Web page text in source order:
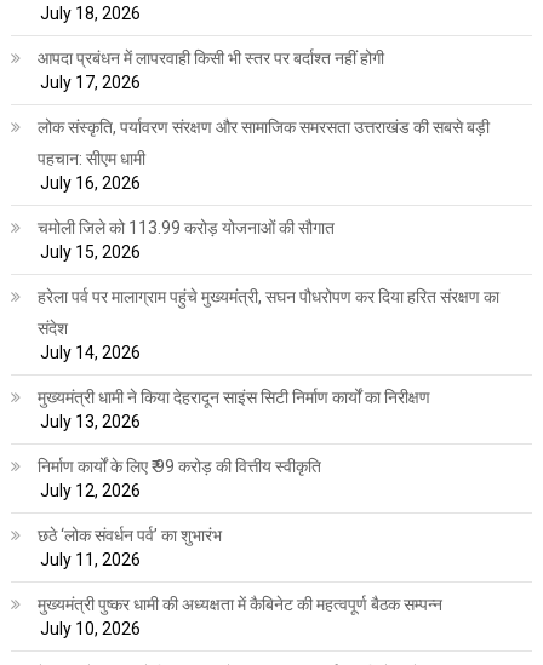
July 18, 2026
आपदा प्रबंधन में लापरवाही किसी भी स्तर पर बर्दाश्त नहीं होगी
July 17, 2026
लोक संस्कृति, पर्यावरण संरक्षण और सामाजिक समरसता उत्तराखंड की सबसे बड़ी
पहचान: सीएम धामी
July 16, 2026
चमोली जिले को 113.99 करोड़ योजनाओं की सौगात
July 15, 2026
हरेला पर्व पर मालाग्राम पहुंचे मुख्यमंत्री, सघन पौधरोपण कर दिया हरित संरक्षण का
संदेश
July 14, 2026
मुख्यमंत्री धामी ने किया देहरादून साइंस सिटी निर्माण कार्यों का निरीक्षण
July 13, 2026
निर्माण कार्यों के लिए ₹ 99 करोड़ की वित्तीय स्वीकृति
July 12, 2026
छठे ‘लोक संवर्धन पर्व’ का शुभारंभ
July 11, 2026
मुख्यमंत्री पुष्कर धामी की अध्यक्षता में कैबिनेट की महत्वपूर्ण बैठक सम्पन्न
July 10, 2026